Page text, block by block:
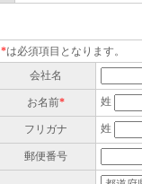
*は必須項目となります。
会社名
お名前* 姓
フリガナ 姓
郵便番号